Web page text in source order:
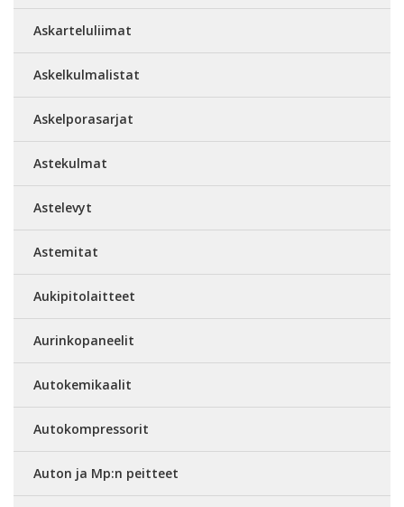
Askarteluliimat
Askelkulmalistat
Askelporasarjat
Astekulmat
Astelevyt
Astemitat
Aukipitolaitteet
Aurinkopaneelit
Autokemikaalit
Autokompressorit
Auton ja Mp:n peitteet